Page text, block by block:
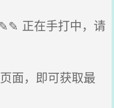
正在手打中，请
面，即可获取最